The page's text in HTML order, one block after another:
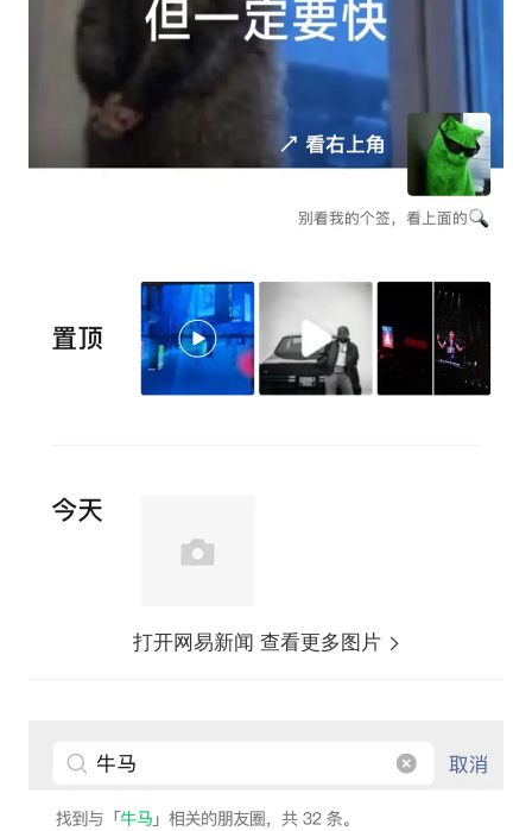
打开网易新闻 查看更多图片